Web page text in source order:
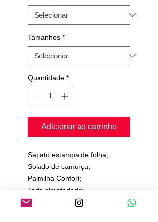
Tamanhos *
Quantidade *
Adicionar ao carrinho
Sapato estampa de folha;
Solado de camurça;
Palmilha Confort;
Todo almofadado;
Prazo de 20 a 25 dias para